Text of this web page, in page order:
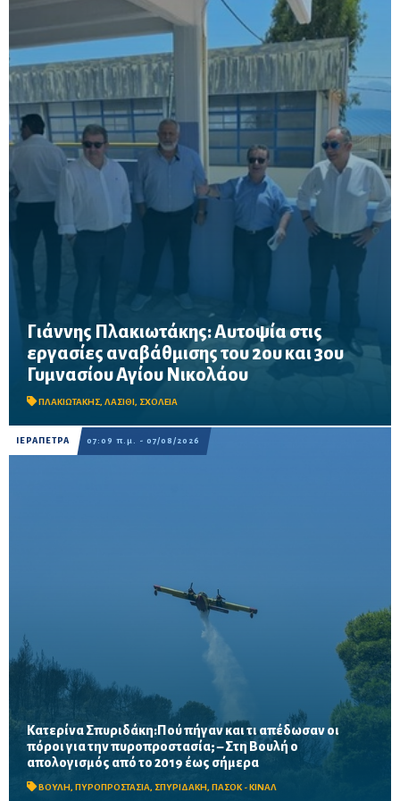
Γιάννης Πλακιωτάκης: Αυτοψία στις
εργασίες αναβάθμισης του 2ου και 3ου
Γυμνασίου Αγίου Νικολάου
ΠΛΑΚΙΩΤΑΚΗΣ, ΛΑΣΙΘΙ, ΣΧΟΛΕΙΑ
Οι παρεμβάσεις του προγράμματος «Μαριέττα Γιαννάκου»
αναμένεται να ολοκληρωθούν πριν από τη νέα σχολική χρονιά –
Προβλέπονται ανακαινίσεις αιθουσών, αύλειων και αθλητικών
χώρων, καθώς και έργα προσβασ...
ΙΕΡΑΠΕΤΡΑ 07:09 π.μ. - 07/08/2026
Κατερίνα Σπυριδάκη:Πού πήγαν και τι απέδωσαν οι
πόροι για την πυροπροστασία; – Στη Βουλή ο
απολογισμός από το 2019 έως σήμερα
ΒΟΥΛΗ, ΠΥΡΟΠΡΟΣΤΑΣΙΑ, ΣΠΥΡΙΔΑΚΗ, ΠΑΣΟΚ - ΚΙΝΑΛ
Το ΠΑΣΟΚ ζητά πλήρη απολογισμό των χρηματοδοτήσεων από
το 2019, στοιχεία για τα προγράμματα «ΑΙΓΙΣ» και AntiNero,
καθώς και απαντήσεις για προσωπικό, οχήματα, ε...